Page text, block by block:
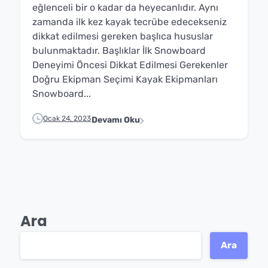
eğlenceli bir o kadar da heyecanlıdır. Aynı
zamanda ilk kez kayak tecrübe edecekseniz
dikkat edilmesi gereken başlıca hususlar
bulunmaktadır. Başlıklar İlk Snowboard
Deneyimi Öncesi Dikkat Edilmesi Gerekenler
Doğru Ekipman Seçimi Kayak Ekipmanları
Snowboard...
Ocak 24, 2023Devamı Oku
Ara
Ara